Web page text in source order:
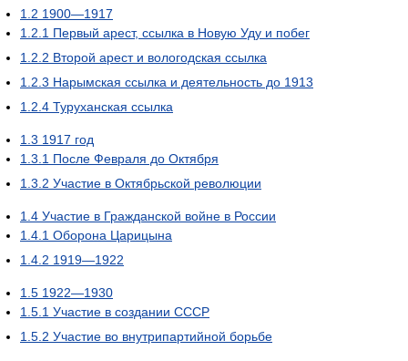
1.2 1900—1917
1.2.1 Первый арест, ссылка в Новую Уду и побег
1.2.2 Второй арест и вологодская ссылка
1.2.3 Нарымская ссылка и деятельность до 1913
1.2.4 Туруханская ссылка
1.3 1917 год
1.3.1 После Февраля до Октября
1.3.2 Участие в Октябрьской революции
1.4 Участие в Гражданской войне в России
1.4.1 Оборона Царицына
1.4.2 1919—1922
1.5 1922—1930
1.5.1 Участие в создании СССР
1.5.2 Участие во внутрипартийной борьбе